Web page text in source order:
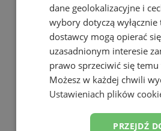
dane geolokalizacyjne i
wybory dotyczą
dostawcy mogą opierać
uzasadnionym interesie
prawo sprzeciwić się temu
Możesz w każdej chwili
Ustawieniach plików
PRZEJDŹ